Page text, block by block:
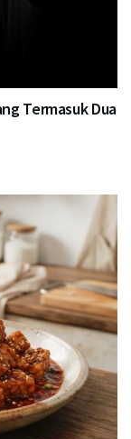
Termasuk Dua